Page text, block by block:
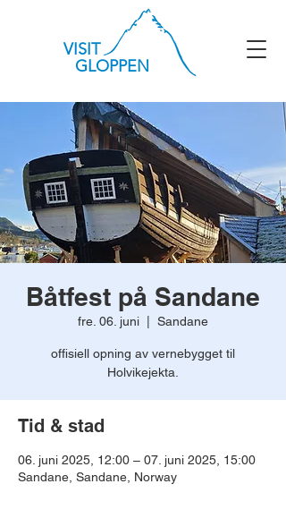
VISIT
GLOPPEN
Båtfest på Sandane
fre. 06. juni Sandane
offisiell opning av vernebygget til
Holvikejekta.
Tid & stad
06. juni 2025, 12:00 – 07. juni 2025, 15:00
Sandane, Sandane, Norway